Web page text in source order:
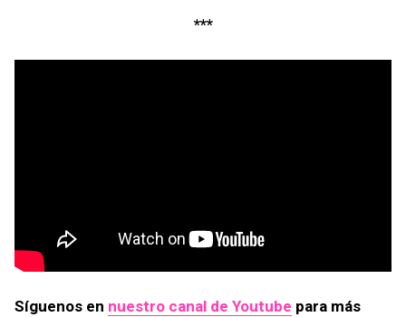
***
Síguenos en nuestro canal de Youtube para más